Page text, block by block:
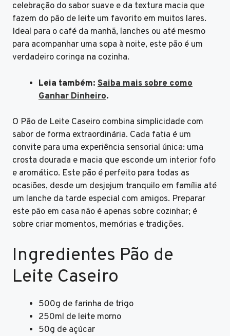
celebração do sabor suave e da textura macia que
fazem do pão de leite um favorito em muitos lares.
Ideal para o café da manhã, lanches ou até mesmo
para acompanhar uma sopa à noite, este pão é um
verdadeiro coringa na cozinha.
Leia também: Saiba mais sobre como
Ganhar Dinheiro.
O Pão de Leite Caseiro combina simplicidade com
sabor de forma extraordinária. Cada fatia é um
convite para uma experiência sensorial única: uma
crosta dourada e macia que esconde um interior fofo
e aromático. Este pão é perfeito para todas as
ocasiões, desde um desjejum tranquilo em família até
um lanche da tarde especial com amigos. Preparar
este pão em casa não é apenas sobre cozinhar; é
sobre criar momentos, memórias e tradições.
Ingredientes Pão de
Leite Caseiro
500g de farinha de trigo
250ml de leite morno
50g de açúcar